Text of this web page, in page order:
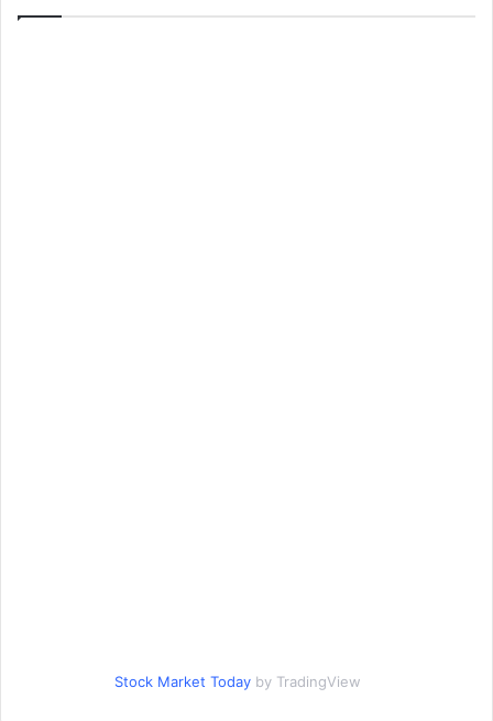
Stock Market Today by TradingView